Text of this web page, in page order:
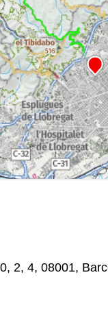
2, 4, 08001,